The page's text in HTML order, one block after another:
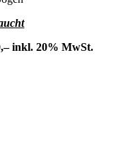
inkl. 20% MwSt.